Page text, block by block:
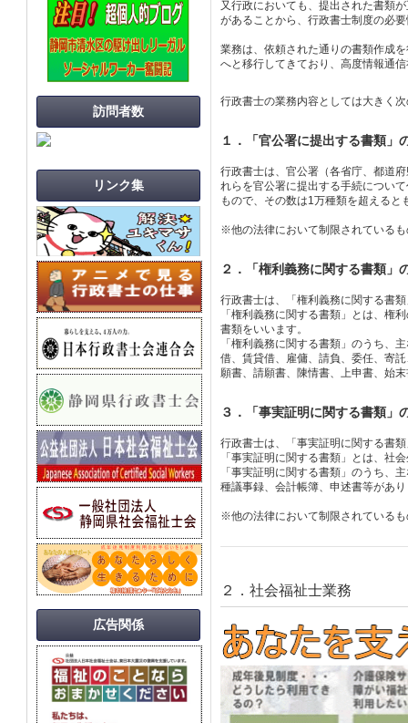
又行政においても、提出された書類
があることから、行政書士制度の必
業務は、依頼された通りの書類作成
へと移行してきており、高度情報通
行政書士の業務内容としては大きく
１．「官公署に提出する書類」
行政書士は、官公署（各省庁、都道
れらを官公署に提出する手続につい
もので、その数は1万種類を超えると
※他の法律において制限されている
２．「権利義務に関する書類」
行政書士は、「権利義務に関する書
「権利義務に関する書類」とは、権
書類をいいます。
「権利義務に関する書類」のうち、
借、賃貸借、雇傭、請負、委任、寄
願書、請願書、陳情書、上申書、始
３．「事実証明に関する書類」
行政書士は、「事実証明に関する書
「事実証明に関する書類」とは、社
「事実証明に関する書類」のうち、
種議事録、会計帳簿、申述書等があ
※他の法律において制限されている
２．社会福祉士業務
訪問者数
リンク集
広告関係